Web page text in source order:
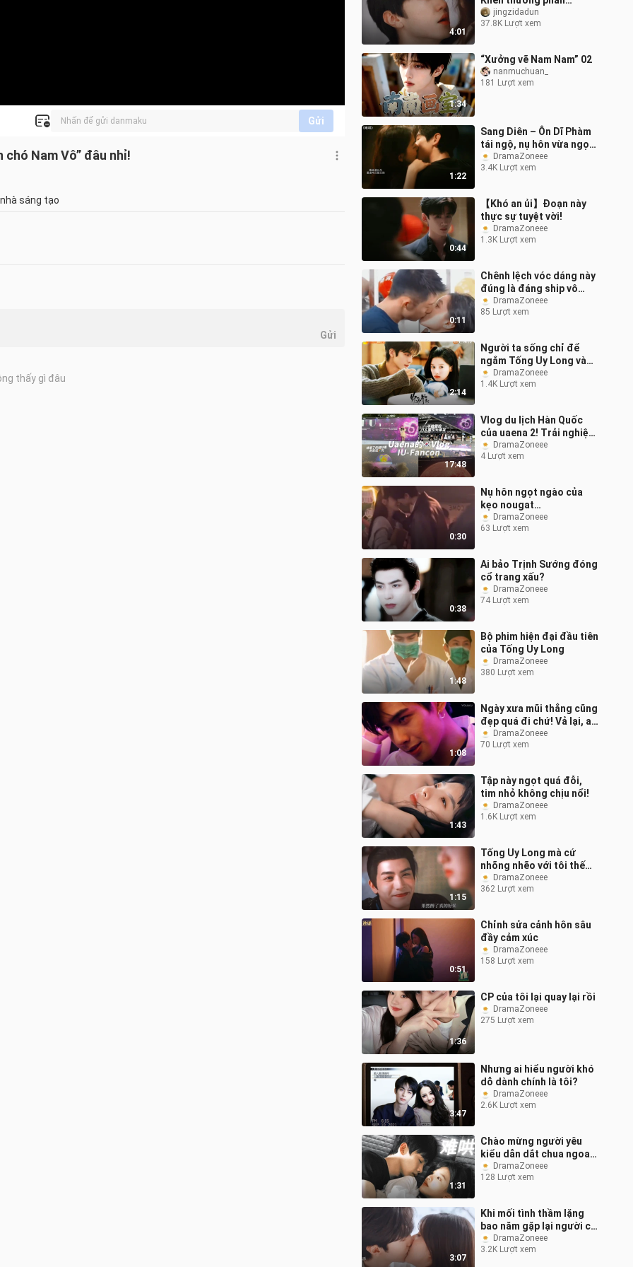
Gửi
Nam Vô” đâu nhỉ!
sáng tạo
4:01
Tianxuan
jingzidadun
37.8K Lượt xem
1:34
“Xưởng vẽ Nam Nam” 02
nanmuchuan_
181 Lượt xem
1:22
Sang Diên – Ôn Dĩ Phàm
tái ngộ, nụ hôn vừa ngọt
ngào vừa gợi cảm
#KhóDỗ #KhóDỗ tập 27
DramaZoneee
3.4K Lượt xem
0:44
【Khó an ủi】Đoạn này
thực sự tuyệt vời!
DramaZoneee
1.3K Lượt xem
0:11
Chênh lệch vóc dáng này
đúng là đáng ship vô
cùngDramaZoneee
85 Lượt xem
2:14
Người ta sống chỉ để
ngắm Tống Uy Long và
Trương Tịnh Nghi! Lâm
Dữ Sâm x Chu Vận
DramaZoneee
1.4K Lượt xem
17:48
Vlog du lịch Hàn Quốc
của uaena 2! Trải nghiệm
nhập vai Fancon của IU!
DramaZoneee
4 Lượt xem
0:30
Nụ hôn ngọt ngào của
kẹo nougat
#PhimHóaKhóDỗ
DramaZoneee
63 Lượt xem
0:38
Ai bảo Trịnh Sướng đóng
cổ trang xấu?
DramaZoneee
74 Lượt xem
1:48
Bộ phim hiện đại đầu tiên
của Tống Uy Long
DramaZoneee
380 Lượt xem
1:08
Ngày xưa mũi thẳng cũng
đẹp quá đi chứ! Vả lại, ai
mà ở độ tuổi mười mấy
đã có gu thời trang đỉnh
DramaZoneee
70 Lượt xem
1:43
Tập này ngọt quá đỗi,
tim nhỏ không chịu nổi!
DramaZoneee
1.6K Lượt xem
1:15
Tống Uy Long mà cứ
nhõng nhẽo với tôi thế
này, thì dù anh ấy có nói
gì đi nữa, tôi cũng chỉ
DramaZoneee
362 Lượt xem
0:51
Chỉnh sửa cảnh hôn sâu
đầy cảm xúc
DramaZoneee
158 Lượt xem
1:36
CP của tôi lại quay lại rồi
DramaZoneee
275 Lượt xem
3:47
Nhưng ai hiểu người khó
dỗ dành chính là tôi?
DramaZoneee
2.6K Lượt xem
1:31
Chào mừng người yêu
kiểu dẫn dắt chua ngoa
— Tương Diên! Lần lượt
công phá thôi!
DramaZoneee
128 Lượt xem
3:07
Khi mối tình thầm lặng
bao năm gặp lại người cũ
sau bao lâu xa cách,
khoảnh khắc đó trái tim
DramaZoneee
3.2K Lượt xem
Gửi
thấy gì đâu